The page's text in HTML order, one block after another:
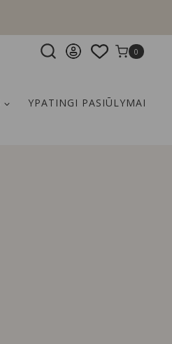
0
YPATINGI PASIŪLYMAI